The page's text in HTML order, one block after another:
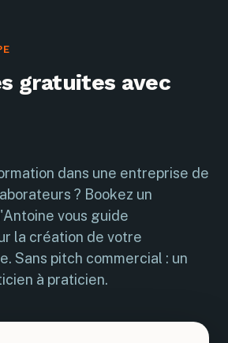
gratuites avec
dans une entreprise de
? Bookez un
vous guide
la création de votre
Sans pitch commercial : un
à praticien.